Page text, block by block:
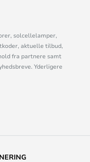
solcellelamper,
aktuelle tilbud,
fra partnere samt
Yderligere